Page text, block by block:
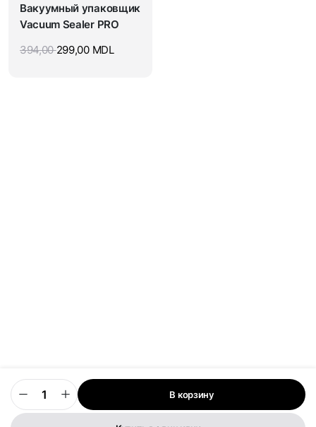
В корзину
Вакуумный упаковщик
Vacuum Sealer PRO
394,00299,00 MDL